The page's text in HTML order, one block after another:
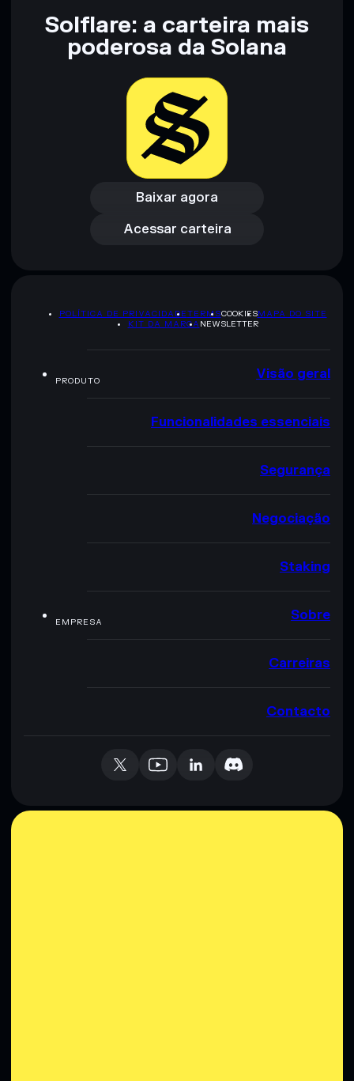
Aviso legal: Esta informação é apenas para fins educativos e
não constitui aconselhamento financeiro. Faz sempre a tua
pesquisa. Dados fornecidos pelo rugcheck.xyz.
Solflare: a carteira mais
poderosa da Solana
Baixar agora
Baixar agora
Acessar carteira
Acessar carteira
POLÍTICA DE PRIVACIDADETERMSCOOKIESMAPA DO SITE
KIT DA MARCA NEWSLETTER
PRODUTO Visão geral
Funcionalidades essenciais
Segurança
Negociação
Staking
EMPRESA Sobre
Carreiras
Contacto